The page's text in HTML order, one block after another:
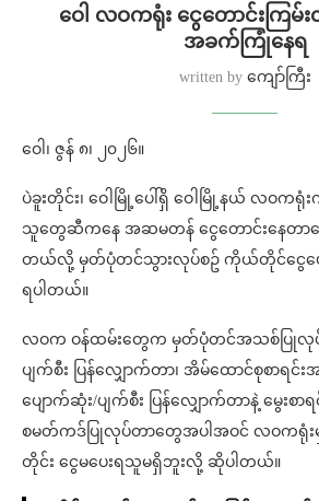
ဝေါ လဝကရုံး ငွေတောင်းကြ
အခက်ကြုံနေရ
written by ကျော်ကြီး
ဝေါ၊ ဇွန် ၈၊ ၂၀၂၆။
ပဲခူးတိုင်း၊ ဝေါမြို့ပေါ်ရှိ ဝေါမြို့နယ် လဝက
သူတွေဆီကနေ အဆမတန် ငွေတောင်းနေတာ
တယ်လို့ မှတ်ပုံတင်သွားလုပ်စဥ် ကိုယ်တိုင်ငွေ
ရပါတယ်။
လဝက ဝန်ထမ်းတွေက မှတ်ပုံတင်အသစ်ပြုလုပ်
ပျက်စီး ပြန်လျှောက်တာ၊ အိမ်ထောင်စုစာရင်
ပျောက်ဆုံး/ပျက်စီး ပြန်လျှောက်တာနဲ့ မွေးစ
စမတ်ကဒ်ပြုလုပ်တာတွေအပါအဝင် လဝကရုံး
တိုင်း ငွေမပေးရသူမရှိဘူးလို့ ဆိုပါတယ်။